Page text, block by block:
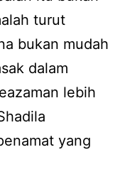
turut
bukan mudah
dalam
lebih
yang